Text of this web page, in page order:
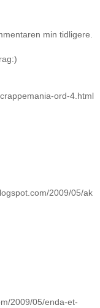
min tidligere.
ord-4.html
2009/05/ak
2009/05/enda-et-